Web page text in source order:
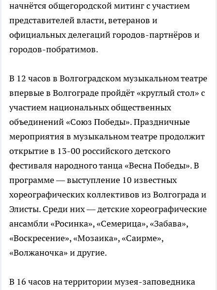
начнётся общегородской митинг с участием
представителей власти, ветеранов и
официальных делегаций городов-партнёров и
городов-побратимов.
В 12 часов в Волгоградском музыкальном театре
впервые в Волгограде пройдёт «круглый стол» с
участием национальных общественных
объединений «Союз Победы». Праздничные
мероприятия в музыкальном театре продолжит
открытие в 13-00 российского детского
фестиваля народного танца «Весна Победы». В
программе — выступление 10 известных
хореографических коллективов из Волгограда и
Элисты. Среди них — детские хореографические
ансамбли «Росинка», «Семерица», «Забава»,
«Воскресение», «Мозаика», «Саирме»,
«Волжаночка» и другие.
В 16 часов на территории музея-заповедника